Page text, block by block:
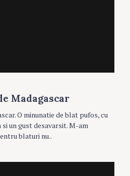
Madagascar
O minunatie de blat pufos, cu
un gust desavarsit. M-am
blaturi nu..